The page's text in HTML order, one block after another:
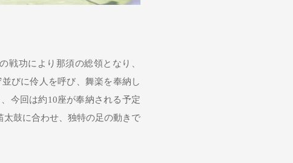
戦功により那須の総領となり、
びに伶人を呼び、舞楽を奉納し
今回は約10座が奉納される予定
鼓に合わせ、独特の足の動きで